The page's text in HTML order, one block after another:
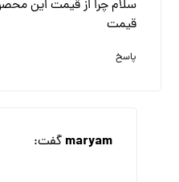
سلام چرا از قیمت این
قیمت
پاسخ
maryam گفت: